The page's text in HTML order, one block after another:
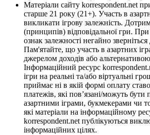
Матеріали сайту korrespondent.net
старше 21 року (21+). Участь в
викликати ігрову залежність.
(принципів) відповідальної гри.
ознак залежності негайно зверніться
Пам'ятайте, що участь в азартних
джерелом доходів або
Інформаційний ресурс
ігри на реальні та/або віртуальні
приймає ні в якій формі оплату
платежів, які пов’язані/можуть бути
азартними іграми, букмекерами чи
які матеріали на інформаційному
korrespondent.net публікуються
інформаційних цілях.